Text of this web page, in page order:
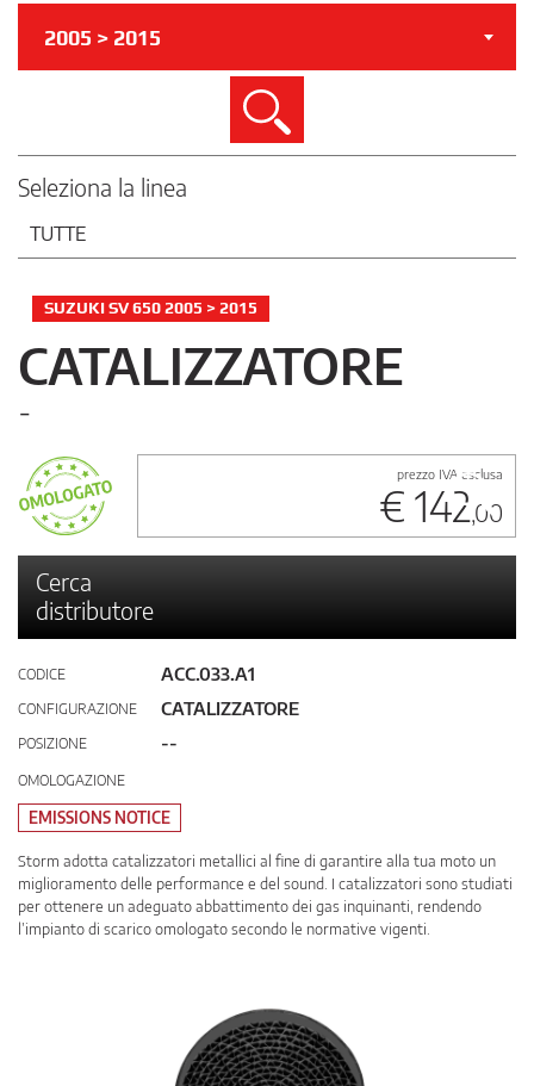
2005 > 2015
Cerca
Seleziona la linea
TUTTE
SUZUKI SV 650 2005 > 2015
CATALIZZATORE
-
prezzo IVA esclusa
€ 142,00
Cerca
distributore
CODICE ACC.033.A1
CONFIGURAZIONE CATALIZZATORE
POSIZIONE --
OMOLOGAZIONE
EMISSIONS NOTICE
Storm adotta catalizzatori metallici al fine di garantire alla tua moto un
miglioramento delle performance e del sound. I catalizzatori sono studiati
per ottenere un adeguato abbattimento dei gas inquinanti, rendendo
l’impianto di scarico omologato secondo le normative vigenti.